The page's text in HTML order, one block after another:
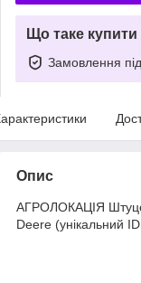
Що таке
Замовлення
Опис
АГРОЛОКАЦІЯ
Deere (унікальний